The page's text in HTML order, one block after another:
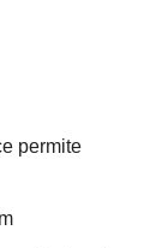
permite